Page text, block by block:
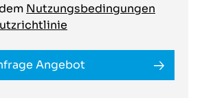
Nutzungsbedingungen
Angebot